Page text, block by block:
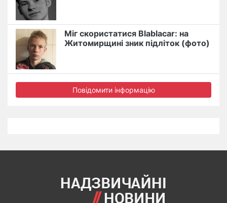
Міг скористатися Blablacar: на
Житомирщині зник підліток (фото)
Повідомити інформацію